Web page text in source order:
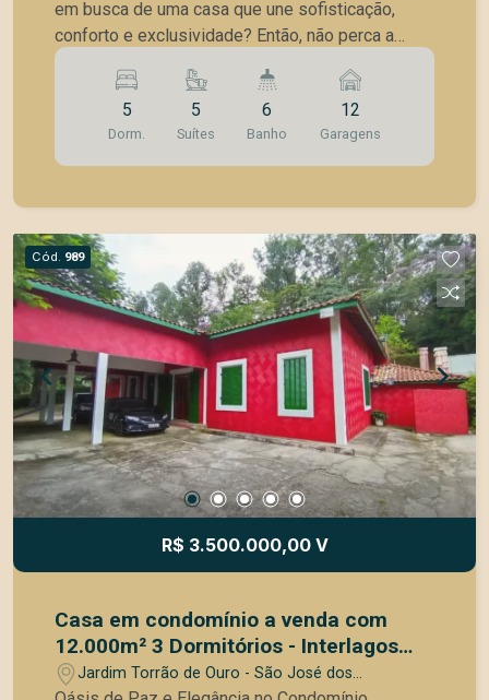
em busca de uma casa que une sofisticação,
conforto e exclusividade? Então, não perca a
oportunidade de conhecer este incrível imóvel
localizado em São José dos Campos. -
Metragem de Terreno 5.012m²; - Metragem de
Construção 480m²; - 5 suítes, sendo 01 máster
com closet de 24m²; - Home teather completo; -
vapor; - Espaço gourmet com 130m²; - Campo de
futebol society; - Estacionamento para 12 carros;
- Poço artesiano 4000 litros/ hora; - 24 tipos de
plantas frutíferas; - 6km do Shopping Colinas;
Venha conhecer esse incrível imóvel, sofisticado,
luxuoso e tranquilo para viver com sua família e
amigos! Observação: R$5.800,000,00 porteira
fechada R$5.200,000,00 Porteira aberta
5
Dorm.
5
Suítes
6
Banho
12
Garagens
Cód. 989
R$ 3.500.000,00 V
Casa em condomínio a venda com
12.000m² 3 Dormitórios - Interlagos
SJCJardim Torrão de Ouro - São José dos
Campos/SP